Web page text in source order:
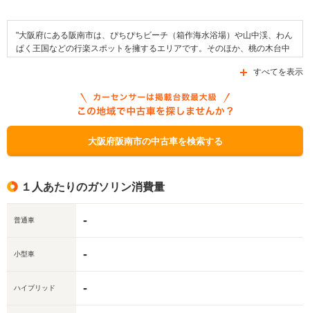
"大阪府にある阪南市は、ぴちぴちビーチ（箱作海水浴場）や山中渓、わん
ぱく王国などの行楽スポットを擁するエリアです。そのほか、桃の木台中
内で開催される祭りとしては、山中渓桜祭りや秋祭りなどが挙げられま
ます。交通面においてはJR西日本阪和線などの複数の路線が乗り入れてい
るほか、国道26号線や府道204号線、府道752号線などの道路が区域内を
通っています。なお、市で利用できる自動車補助金制度としては、「クリ
ーンエネルギー自動車導入促進対策費補助金」、「大阪府運輸事業振興助
すべてを表示
大阪府阪南市の中古車を検索する
１人あたりのガソリン消費量
普通車 -
小型車 -
ハイブリッド -